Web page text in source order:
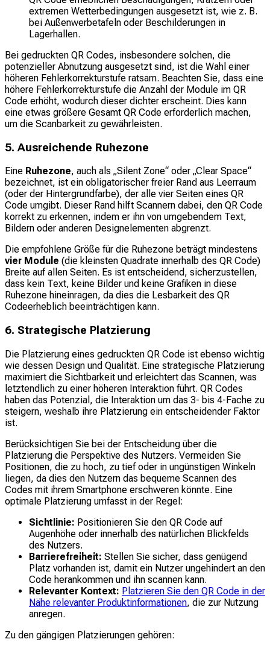
extremen Wetterbedingungen ausgesetzt ist, wie z. B.
bei Außenwerbetafeln oder Beschilderungen in
Lagerhallen.
Bei gedruckten QR Codes, insbesondere solchen, die
potenzieller Abnutzung ausgesetzt sind, ist die Wahl einer
höheren Fehlerkorrekturstufe ratsam. Beachten Sie, dass eine
höhere Fehlerkorrekturstufe die Anzahl der Module im QR
Code erhöht, wodurch dieser dichter erscheint. Dies kann
eine etwas größere Gesamt QR Code erforderlich machen,
um die Scanbarkeit zu gewährleisten.
5. Ausreichende Ruhezone
Eine Ruhezone, auch als „Silent Zone“ oder „Clear Space“
bezeichnet, ist ein obligatorischer freier Rand aus Leerraum
(oder der Hintergrundfarbe), der alle vier Seiten eines QR
Code umgibt. Dieser Rand hilft Scannern dabei, den QR Code
korrekt zu erkennen, indem er ihn von umgebendem Text,
Bildern oder anderen Designelementen abgrenzt.
Die empfohlene Größe für die Ruhezone beträgt mindestens
vier Module (die kleinsten Quadrate innerhalb des QR Code)
Breite auf allen Seiten. Es ist entscheidend, sicherzustellen,
dass kein Text, keine Bilder und keine Grafiken in diese
Ruhezone hineinragen, da dies die Lesbarkeit des QR
Codeerheblich beeinträchtigen kann.
6. Strategische Platzierung
Die Platzierung eines gedruckten QR Code ist ebenso wichtig
wie dessen Design und Qualität. Eine strategische Platzierung
maximiert die Sichtbarkeit und erleichtert das Scannen, was
letztendlich zu einer höheren Interaktion führt. QR Codes
haben das Potenzial, die Interaktion um das 3- bis 4-Fache zu
steigern, weshalb ihre Platzierung ein entscheidender Faktor
ist.
Berücksichtigen Sie bei der Entscheidung über die
Platzierung die Perspektive des Nutzers. Vermeiden Sie
Positionen, die zu hoch, zu tief oder in ungünstigen Winkeln
liegen, da dies den Nutzern das bequeme Scannen des
Codes mit ihrem Smartphone erschweren könnte. Eine
optimale Platzierung umfasst in der Regel:
Sichtlinie: Positionieren Sie den QR Code auf
Augenhöhe oder innerhalb des natürlichen Blickfelds
des Nutzers.
Barrierefreiheit: Stellen Sie sicher, dass genügend
Platz vorhanden ist, damit ein Nutzer ungehindert an den
Code herankommen und ihn scannen kann.
Relevanter Kontext: Platzieren Sie den QR Code in der
Nähe relevanter Produktinformationen, die zur Nutzung
anregen.
Zu den gängigen Platzierungen gehören: